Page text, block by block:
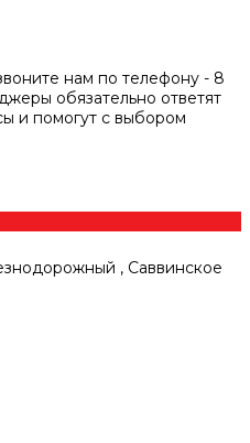
нам по телефону - 8
обязательно ответят
и помогут с выбором
, Саввинское